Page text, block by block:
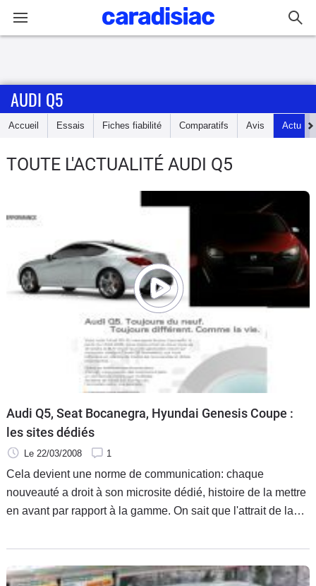
Accueil
Essais
d'achat
Electriques
Utilitaires
Forum
Moto
Marques
AUDI Q5
Accueil Essais Fiches fiabilité Comparatifs Avis Actu
TOUTE L'ACTUALITÉ AUDI Q5
Audi Q5, Seat Bocanegra, Hyundai Genesis Coupe :
les sites dédiés
Le 22/03/2008 1
Cela devient une norme de communication: chaque
nouveauté a droit à son microsite dédié, histoire de la mettre
en avant par rapport à la gamme. On sait que l'attrait de la
autant en